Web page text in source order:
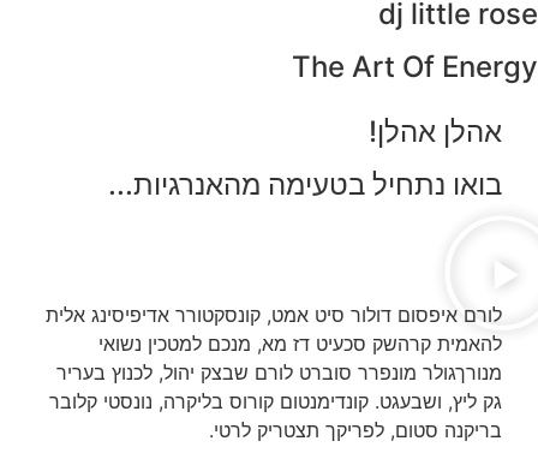
dj little rose
The Art Of Energy
אהלן אהלן!
בואו נתחיל בטעימה מהאנרגיות...
לורם איפסום דולור סיט אמט, קונסקטורר אדיפיסינג אלית
להאמית קרהשק סכעיט דז מא, מנכם למטכין נשואי
מנורךגולר מונפרר סוברט לורם שבצק יהול, לכנוץ בעריר
גק ליץ, ושבעגט. קונדימנטום קורוס בליקרה, נונסטי קלובר
בריקנה סטום, לפריקך תצטריק לרטי.